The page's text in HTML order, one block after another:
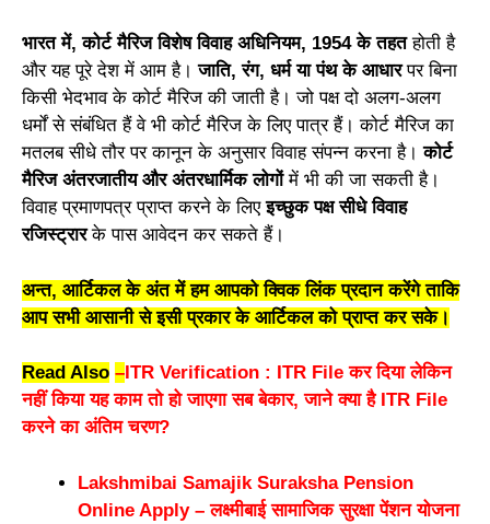
भारत में, कोर्ट मैरिज विशेष विवाह अधिनियम, 1954 के तहतहोती है
और यह पूरे देश में आम है।जाति, रंग, धर्म या पंथ के आधारपर बिना
किसी भेदभाव के कोर्ट मैरिज की जाती है। जो पक्ष दो अलग-अलग
धर्मों से संबंधित हैं वे भी कोर्ट मैरिज के लिए पात्र हैं। कोर्ट मैरिज का
मतलब सीधे तौर पर कानून के अनुसार विवाह संपन्न करना है।कोर्ट
मैरिज अंतरजातीय और अंतरधार्मिक लोगोंमें भी की जा सकती है।
विवाह प्रमाणपत्र प्राप्त करने के लिएइच्छुक पक्ष सीधे विवाह
रजिस्ट्रारके पास आवेदन कर सकते हैं।
अन्त, आर्टिकल के अंत में हम आपको क्विक लिंक प्रदान करेंगे ताकि
आप सभी आसानी से इसी प्रकार के आर्टिकल को प्राप्त कर सके।
Read Also – ITR Verification : ITR File कर दिया लेकिन
नहीं किया यह काम तो हो जाएगा सब बेकार, जाने क्या है ITR File
करने का अंतिम चरण?
Lakshmibai Samajik Suraksha Pension
Online Apply – लक्ष्मीबाई सामाजिक सुरक्षा पेंशन योजना